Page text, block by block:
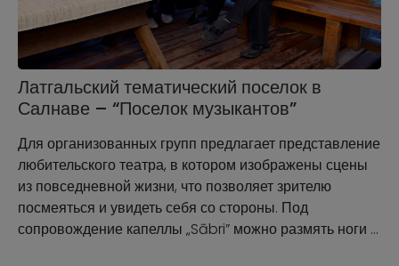
Латгальский тематический поселок в
Салнаве – “Поселок музыкантов”
Для организованных групп предлагает представление
любительского театра, в котором изображены сцены
из повседневной жизни, что позволяет зрителю
посмеяться и увидеть себя со стороны. Под
сопровождение капеллы „Sābri” можно размять ноги …